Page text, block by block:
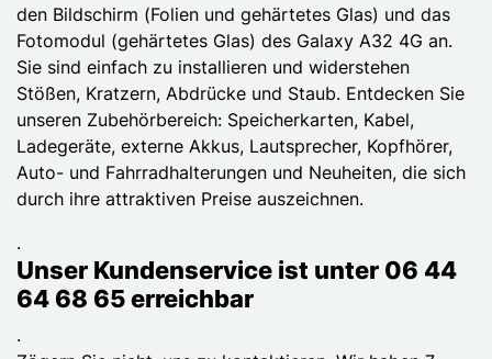
den Bildschirm (Folien und gehärtetes Glas) und das
Fotomodul (gehärtetes Glas) des Galaxy A32 4G an.
Sie sind einfach zu installieren und widerstehen
Stößen, Kratzern, Abdrücke und Staub. Entdecken Sie
unseren Zubehörbereich: Speicherkarten, Kabel,
Ladegeräte, externe Akkus, Lautsprecher, Kopfhörer,
Auto- und Fahrradhalterungen und Neuheiten, die sich
durch ihre attraktiven Preise auszeichnen.
.
Unser Kundenservice ist unter 06 44
64 68 65 erreichbar
.